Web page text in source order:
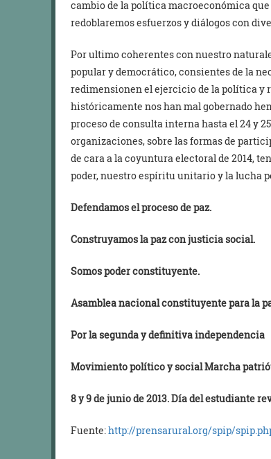
cambio de la política macroeconómica
redoblaremos esfuerzos y diálogos con
Por ultimo coherentes con nuestro
popular y democrático, consientes de la
redimensionen el ejercicio de la política y
históricamente nos han mal gobernado
proceso de consulta interna hasta el 24 y
organizaciones, sobre las formas de
de cara a la coyuntura electoral de 2014,
poder, nuestro espíritu unitario y la lucha
Defendamos el proceso de paz.
Construyamos la paz con justicia social.
Somos poder constituyente.
Asamblea nacional constituyente para la
Por la segunda y definitiva independencia
Movimiento político y social Marcha
8 y 9 de junio de 2013. Día del estudiante
Fuente:http://prensarural.org/spip/